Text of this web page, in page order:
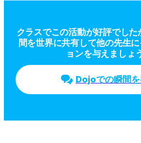
クラスでこの活動が好評でし
間を世界に共有して他の先生
ョンを与えましょ
Dojoでの瞬間